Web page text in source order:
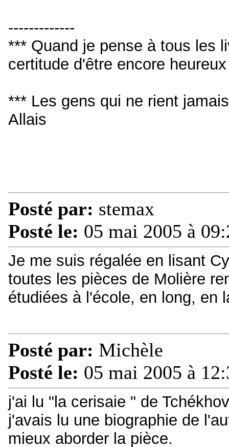
-------------
*** Quand je pense à tous les
certitude d'être encore
*** Les gens qui ne rient
Allais
Posté par: stemax
Posté le: 05 mai 2005 à
Je me suis régalée en lisant
toutes les pièces de Molière
étudiées à l'école, en long, en
Posté par: Michèle
Posté le: 05 mai 2005 à
j'ai lu "la cerisaie " de
j'avais lu une biographie de
mieux aborder la pièce.